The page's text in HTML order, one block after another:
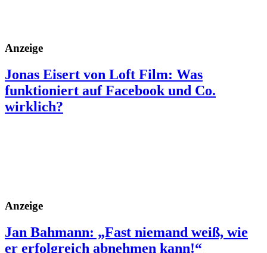
Anzeige
Jonas Eisert von Loft Film: Was
funktioniert auf Facebook und Co.
wirklich?
Anzeige
Jan Bahmann: „Fast niemand weiß, wie
er erfolgreich abnehmen kann!“